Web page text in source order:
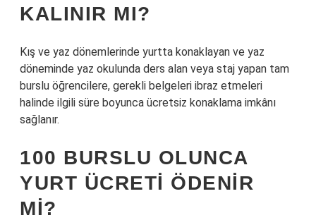
KALINIR MI?
Kış ve yaz dönemlerinde yurtta konaklayan ve yaz
döneminde yaz okulunda ders alan veya staj yapan tam
burslu öğrencilere, gerekli belgeleri ibraz etmeleri
halinde ilgili süre boyunca ücretsiz konaklama imkânı
sağlanır.
100 BURSLU OLUNCA
YURT ÜCRETI ÖDENIR
MI?